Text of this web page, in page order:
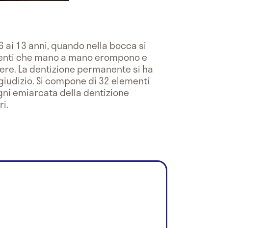
13 anni, quando nella bocca si
che mano a mano erompono e
La dentizione permanente si ha
Si compone di 32 elementi
emiarcata della dentizione